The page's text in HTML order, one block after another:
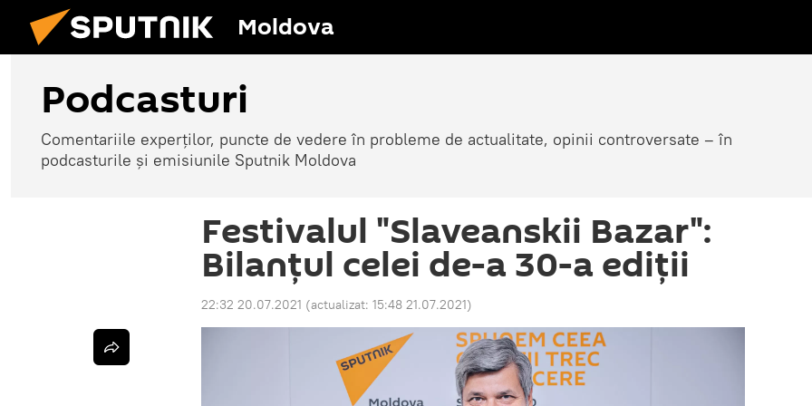
Moldova
Podcasturi
Comentariile experților, puncte de vedere în probleme de actualitate, opinii controversate – în
podcasturile și emisiunile Sputnik Moldova
Festivalul "Slaveanskii Bazar":
Bilanțul celei de-a 30-a ediții
22:32 20.07.2021 (actualizat: 15:48 21.07.2021)